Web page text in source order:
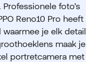
foto’s
Reno10 Pro heeft
je elk detail
maak je
portretcamera met